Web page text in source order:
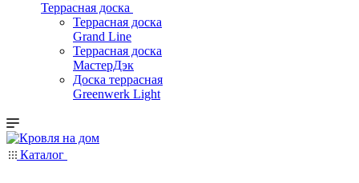
Террасная доска
Террасная доска
Grand Line
Террасная доска
МастерДэк
Доска террасная
Greenwerk Light
Каталог